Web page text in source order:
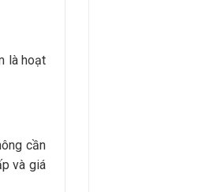
là hoạt
cần
và giá